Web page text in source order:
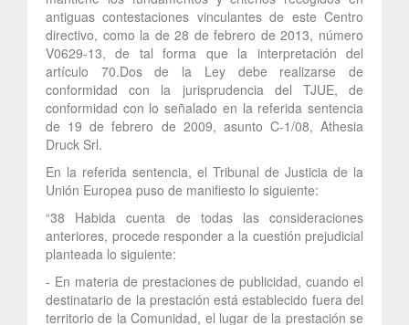
antiguas contestaciones vinculantes de este Centro
directivo, como la de 28 de febrero de 2013, número
V0629-13, de tal forma que la interpretación del
artículo 70.Dos de la Ley debe realizarse de
conformidad con la jurisprudencia del TJUE, de
conformidad con lo señalado en la referida sentencia
de 19 de febrero de 2009, asunto C-1/08, Athesia
Druck Srl.
En la referida sentencia, el Tribunal de Justicia de la
Unión Europea puso de manifiesto lo siguiente:
“38 Habida cuenta de todas las consideraciones
anteriores, procede responder a la cuestión prejudicial
planteada lo siguiente:
- En materia de prestaciones de publicidad, cuando el
destinatario de la prestación está establecido fuera del
territorio de la Comunidad, el lugar de la prestación se